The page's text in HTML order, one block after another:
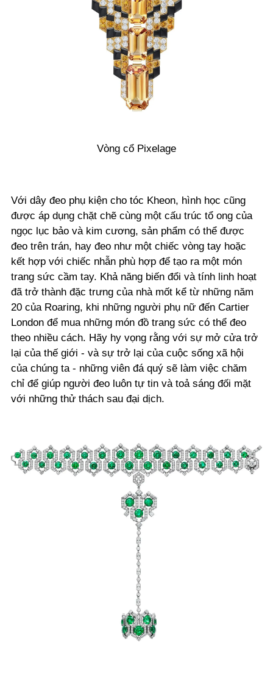
Vòng cổ Pixelage
Với dây đeo phụ kiện cho tóc Kheon, hình học cũng
được áp dụng chặt chẽ cùng một cấu trúc tổ ong của
ngọc lục bảo và kim cương, sản phẩm có thể được
đeo trên trán, hay đeo như một chiếc vòng tay hoặc
kết hợp với chiếc nhẫn phù hợp để tạo ra một món
trang sức cầm tay. Khả năng biến đổi và tính linh hoạt
đã trở thành đặc trưng của nhà mốt kể từ những năm
20 của Roaring, khi những người phụ nữ đến Cartier
London để mua những món đồ trang sức có thể đeo
theo nhiều cách. Hãy hy vọng rằng với sự mở cửa trở
lại của thế giới - và sự trở lại của cuộc sống xã hội
của chúng ta - những viên đá quý sẽ làm việc chăm
chỉ để giúp người đeo luôn tự tin và toả sáng đối mặt
với những thử thách sau đại dịch.